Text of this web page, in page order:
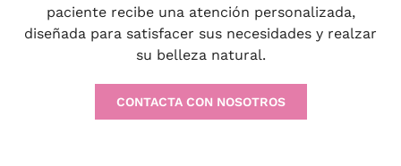
paciente recibe una atención personalizada,
diseñada para satisfacer sus necesidades y realzar
su belleza natural.
CONTACTA CON NOSOTROS